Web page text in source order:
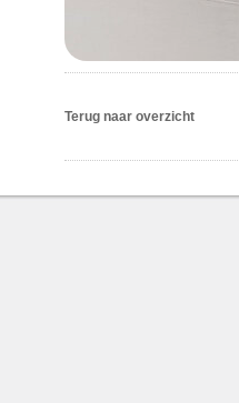
Terug naar overzicht